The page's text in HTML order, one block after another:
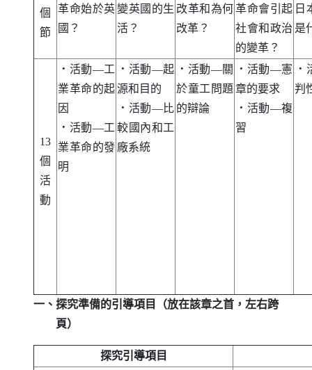
個
節
革命始於英
國？
變英國的生
活？
改革和為何
改革？
革命會引起
社會和政治
的變革？
日
是
13
個
活
動
． 活動—工
業革命的起
因
． 活動—工
業革命的發
明
． 活動—起
源和目的
． 活動—比
較國內和工
廠系統
． 活動—關
於童工問題
的辯論
． 活動—憲
章的要求
． 活動—複
習
．
判
一、探究準備的引導項目（放在該章之首，左右跨
頁）
探究引導項目